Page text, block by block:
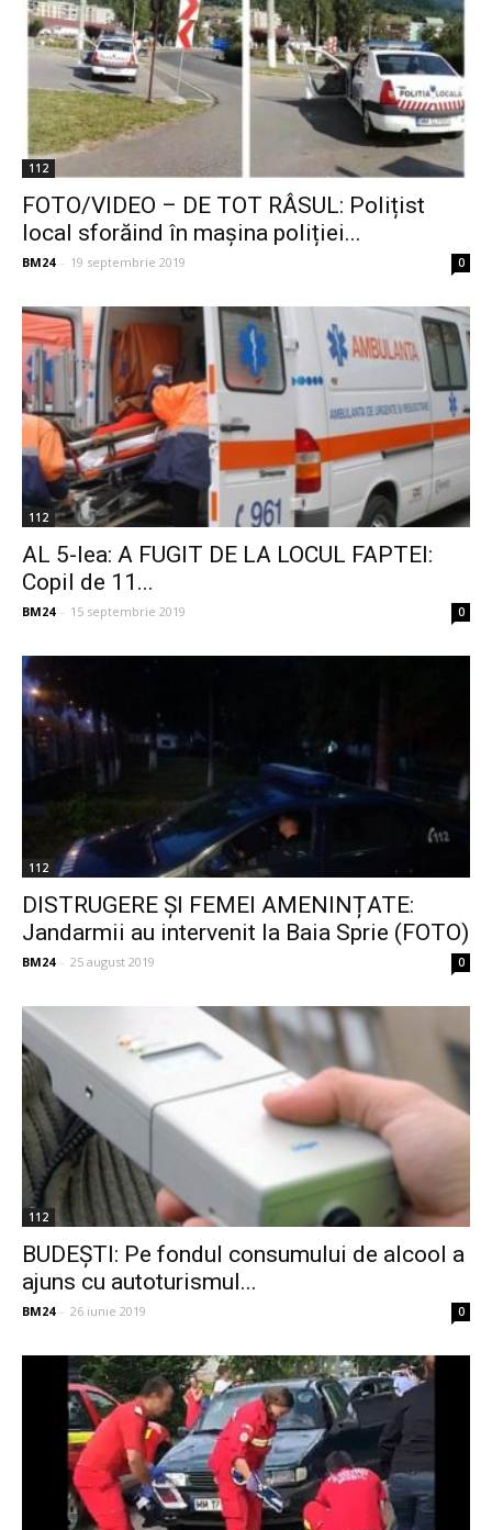
112
FOTO/VIDEO – DE TOT RÂSUL: Polițist
local sforăind în mașina poliției...
BM24 - 19 septembrie 2019 0
112
AL 5-lea: A FUGIT DE LA LOCUL FAPTEI:
Copil de 11...
BM24 - 15 septembrie 2019 0
112
DISTRUGERE ȘI FEMEI AMENINȚATE:
Jandarmii au intervenit la Baia Sprie (FOTO)
BM24 - 25 august 2019 0
112
BUDEȘTI: Pe fondul consumului de alcool a
ajuns cu autoturismul...
BM24 - 26 iunie 2019 0